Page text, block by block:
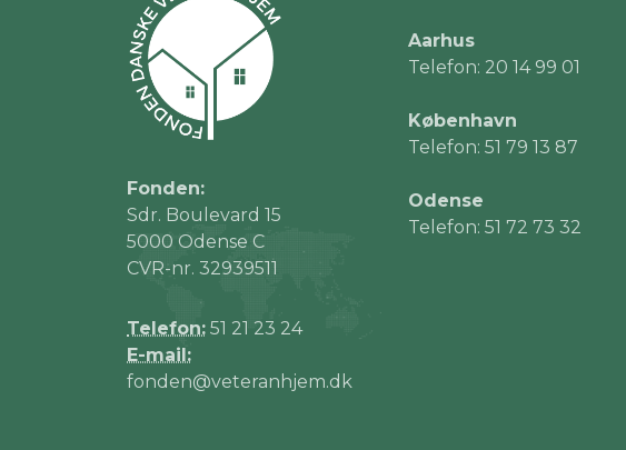
Fonden:
Sdr. Boulevard 15
5000 Odense C
CVR-nr. 32939511
Telefon: 51 21 23 24
E-mail:
fonden@veteranhjem.dk
Aarhus
Telefon: 20 14 99 01
København
Telefon: 51 79 13 87
Odense
Telefon: 51 72 73 32